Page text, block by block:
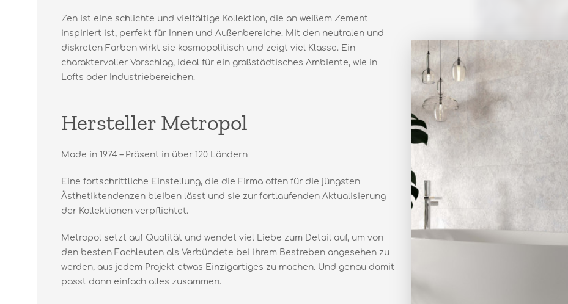
Zen ist eine schlichte und vielfältige Kollektion, die an weißem Zement
inspiriert ist, perfekt für Innen und Außenbereiche. Mit den neutralen und
diskreten Farben wirkt sie kosmopolitisch und zeigt viel Klasse. Ein
charaktervoller Vorschlag, ideal für ein großstädtisches Ambiente, wie in
Lofts oder Industriebereichen.
Hersteller Metropol
Made in 1974 – Präsent in über 120 Ländern
Eine fortschrittliche Einstellung, die die Firma offen für die jüngsten
Ästhetiktendenzen bleiben lässt und sie zur fortlaufenden Aktualisierung
der Kollektionen verpflichtet.
Metropol setzt auf Qualität und wendet viel Liebe zum Detail auf, um von
den besten Fachleuten als Verbündete bei ihrem Bestreben angesehen zu
werden, aus jedem Projekt etwas Einzigartiges zu machen. Und genau damit
passt dann einfach alles zusammen.